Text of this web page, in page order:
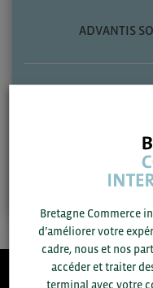
ADVANTIS
Bretagne Commerce
d’améliorer votre
cadre, nous et nos
accéder et traiter
terminal avec votre